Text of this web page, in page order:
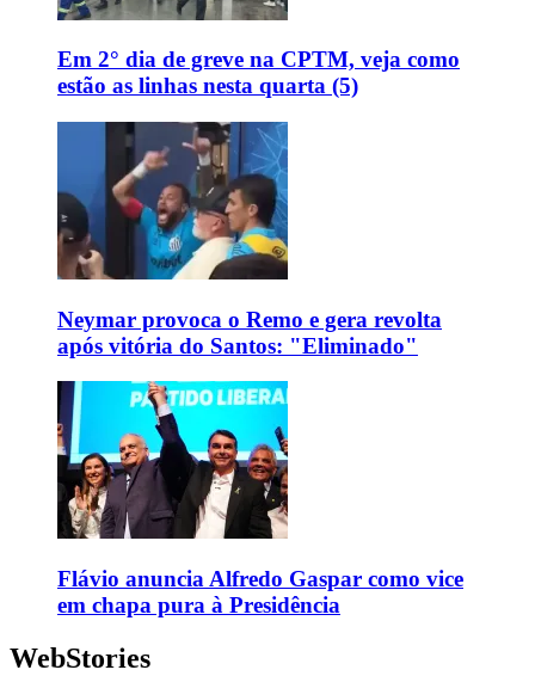
Em 2° dia de greve na CPTM, veja como
estão as linhas nesta quarta (5)
Neymar provoca o Remo e gera revolta
após vitória do Santos: "Eliminado"
Flávio anuncia Alfredo Gaspar como vice
em chapa pura à Presidência
WebStories